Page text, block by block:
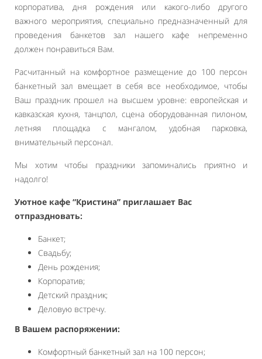
корпоратива, дня рождения или какого-либо другого
важного мероприятия, специально предназначенный для
проведения банкетов зал нашего кафе непременно
должен понравиться Вам.
Расчитанный на комфортное размещение до 100 персон
банкетный зал вмещает в себя все необходимое, чтобы
Ваш праздник прошел на высшем уровне: европейская и
кавказская кухня, танцпол, сцена оборудованная пилоном,
летняя площадка с мангалом, удобная парковка,
внимательный персонал.
Мы хотим чтобы праздники запоминались приятно и
надолго!
Уютное кафе “Кристина” приглашает Вас
отпраздновать:
Банкет;
Свадьбу;
День рождения;
Корпоратив;
Детский праздник;
Деловую встречу.
В Вашем распоряжении:
Комфортный банкетный зал на 100 персон;